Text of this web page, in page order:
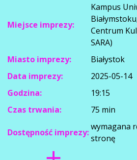
Miejsce imprezy:
Kampus
Centrum
SARA)
Miasto imprezy:
Białystok
Data imprezy:
2025-05-14
Godzina:
19:15
Czas trwania:
75 min
Dostępność imprezy:
wymagana
stronę